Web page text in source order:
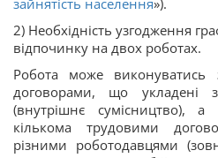
зайнятість населення»).
2) Необхідність узгодження
відпочинку на двох роботах.
Робота може виконуватись
договорами, що укладені
(внутрішнє сумісництво),
кількома трудовими
різними роботодавцями